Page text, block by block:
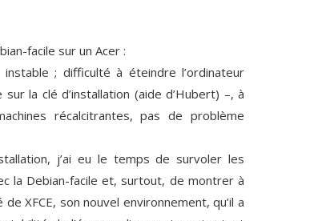
facile sur un Acer :
; difficulté à éteindre l’ordinateur
la clé d’installation (aide d’Hubert) –, à
récalcitrantes, pas de problème
j’ai eu le temps de survoler les
la Debian-facile et, surtout, de montrer à
XFCE, son nouvel environnement, qu’il a